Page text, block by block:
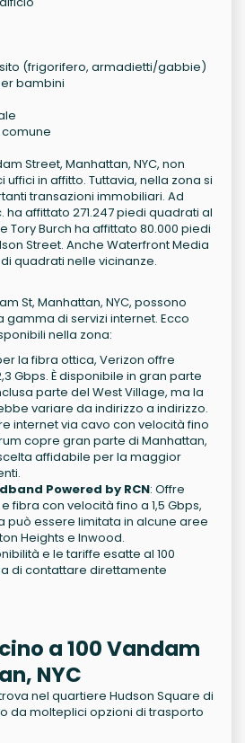
(frigorifero, armadietti/gabbie)
bambini
Street, Manhattan, NYC, non
in affitto. Tuttavia, nella zona si
transazioni immobiliari. Ad
ha affittato 271.247 piedi quadrati al
Tory Burch ha affittato 80.000 piedi
Street. Anche Waterfront Media
quadrati nelle vicinanze.
St, Manhattan, NYC, possono
di servizi internet. Ecco
nella zona:
la fibra ottica, Verizon offre
Gbps. È disponibile in gran parte
parte del West Village, ma la
variare da indirizzo a indirizzo.
internet via cavo con velocità fino
copre gran parte di Manhattan,
affidabile per la maggior
Powered by RCN: Offre
fibra con velocità fino a 1,5 Gbps,
può essere limitata in alcune aree
Heights e Inwood.
e le tariffe esatte al 100
di contattare direttamente
a 100 Vandam
NYC
nel quartiere Hudson Square di
da molteplici opzioni di trasporto